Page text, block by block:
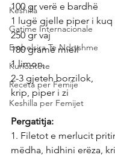
Keshilla
Gatime Internacionale
Embelsira Te Ndryshme
Kuriozitete
Receta per Femije
Keshilla per Femijet
100 gr verë e bardhë
1 lugë gjelle piper i kuq
250 gr vaj
180 gramë miell
1 limon,
2-3 gjeteh borzilok,
krip, piper i zi
Pergatitja:
1. Filetot e merlucit
mëdha, hidhini erëza,